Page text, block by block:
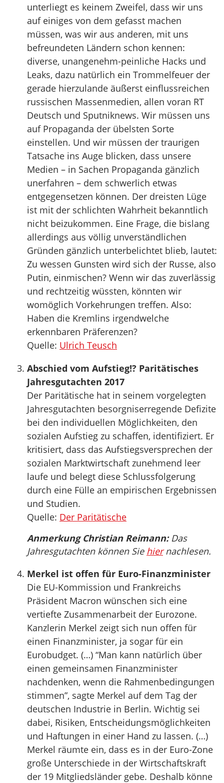
unterliegt es keinem Zweifel, dass wir uns
auf einiges von dem gefasst machen
müssen, was wir aus anderen, mit uns
befreundeten Ländern schon kennen:
diverse, unangenehm-peinliche Hacks und
Leaks, dazu natürlich ein Trommelfeuer der
gerade hierzulande äußerst einflussreichen
russischen Massenmedien, allen voran RT
Deutsch und Sputniknews. Wir müssen uns
auf Propaganda der übelsten Sorte
einstellen. Und wir müssen der traurigen
Tatsache ins Auge blicken, dass unsere
Medien – in Sachen Propaganda gänzlich
unerfahren – dem schwerlich etwas
entgegensetzen können. Der dreisten Lüge
ist mit der schlichten Wahrheit bekanntlich
nicht beizukommen. Eine Frage, die bislang
allerdings aus völlig unverständlichen
Gründen gänzlich unterbelichtet blieb, lautet:
Zu wessen Gunsten wird sich der Russe, also
Putin, einmischen? Wenn wir das zuverlässig
und rechtzeitig wüssten, könnten wir
womöglich Vorkehrungen treffen. Also:
Haben die Kremlins irgendwelche
erkennbaren Präferenzen?
Quelle: Ulrich Teusch
Abschied vom Aufstieg!? Paritätisches
Jahresgutachten 2017
Der Paritätische hat in seinem vorgelegten
Jahresgutachten besorgniserregende Defizite
bei den individuellen Möglichkeiten, den
sozialen Aufstieg zu schaffen, identifiziert. Er
kritisiert, dass das Aufstiegsversprechen der
sozialen Marktwirtschaft zunehmend leer
laufe und belegt diese Schlussfolgerung
durch eine Fülle an empirischen Ergebnissen
und Studien.
Quelle: Der Paritätische
Anmerkung Christian Reimann:Das
Jahresgutachten können Sie hiernachlesen.
Merkel ist offen für Euro-Finanzminister
Die EU-Kommission und Frankreichs
Präsident Macron wünschen sich eine
vertiefte Zusammenarbeit der Eurozone.
Kanzlerin Merkel zeigt sich nun offen für
einen Finanzminister, ja sogar für ein
Eurobudget. (…) “Man kann natürlich über
einen gemeinsamen Finanzminister
nachdenken, wenn die Rahmenbedingungen
stimmen”, sagte Merkel auf dem Tag der
deutschen Industrie in Berlin. Wichtig sei
dabei, Risiken, Entscheidungsmöglichkeiten
und Haftungen in einer Hand zu lassen. (…)
Merkel räumte ein, dass es in der Euro-Zone
große Unterschiede in der Wirtschaftskraft
der 19 Mitgliedsländer gebe. Deshalb könne